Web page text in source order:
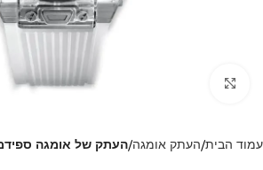
עמוד הבית העתק אומגה העתק של אומגה